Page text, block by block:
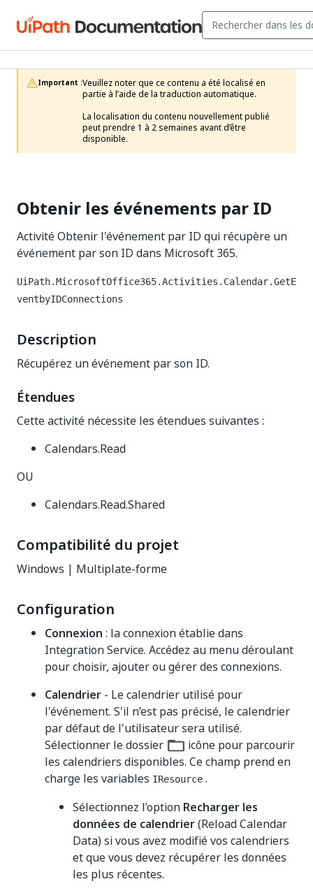
Important :Veuillez noter que ce contenu a été localisé en
partie à l’aide de la traduction automatique.
La localisation du contenu nouvellement publié
peut prendre 1 à 2 semaines avant d’être
disponible.
Obtenir les événements par ID
Activité Obtenir l'événement par ID qui récupère un
événement par son ID dans Microsoft 365.
UiPath.MicrosoftOffice365.Activities.Calendar.GetE
ventbyIDConnections
Description
Récupérez un événement par son ID.
Étendues
Cette activité nécessite les étendues suivantes :
Calendars.Read
OU
Calendars.Read.Shared
Compatibilité du projet
Windows | Multiplate-forme
Configuration
Connexion : la connexion établie dans
Integration Service. Accédez au menu déroulant
pour choisir, ajouter ou gérer des connexions.
Calendrier - Le calendrier utilisé pour
l'événement. S'il n’est pas précisé, le calendrier
par défaut de l'utilisateur sera utilisé.
Sélectionner le dossier
icône pour parcourir
les calendriers disponibles. Ce champ prend en
charge les variables IResource .
Sélectionnez l’option Recharger les
données de calendrier(Reload Calendar
Data) si vous avez modifié vos calendriers
et que vous devez récupérer les données
les plus récentes.